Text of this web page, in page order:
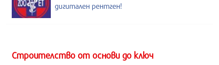
дигитален рентген!
Строителство от основи до ключ